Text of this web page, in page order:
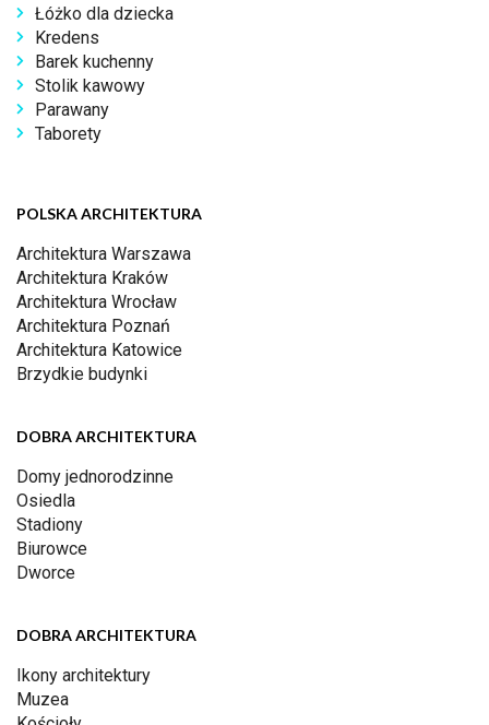
Łóżko dla dziecka
Kredens
Barek kuchenny
Stolik kawowy
Parawany
Taborety
POLSKA ARCHITEKTURA
Architektura Warszawa
Architektura Kraków
Architektura Wrocław
Architektura Poznań
Architektura Katowice
Brzydkie budynki
DOBRA ARCHITEKTURA
Domy jednorodzinne
Osiedla
Stadiony
Biurowce
Dworce
DOBRA ARCHITEKTURA
Ikony architektury
Muzea